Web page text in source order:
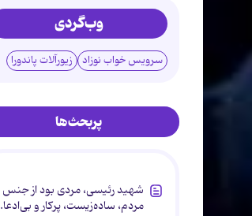
وب‌گردی
سرویس خواب نوزاد زیورآلات پاندورا
پربحث‌ها
شهید رئیسی، مردی بود از جنس
مردم، ساده‌زیست، پرکار و بی‌ادعا.